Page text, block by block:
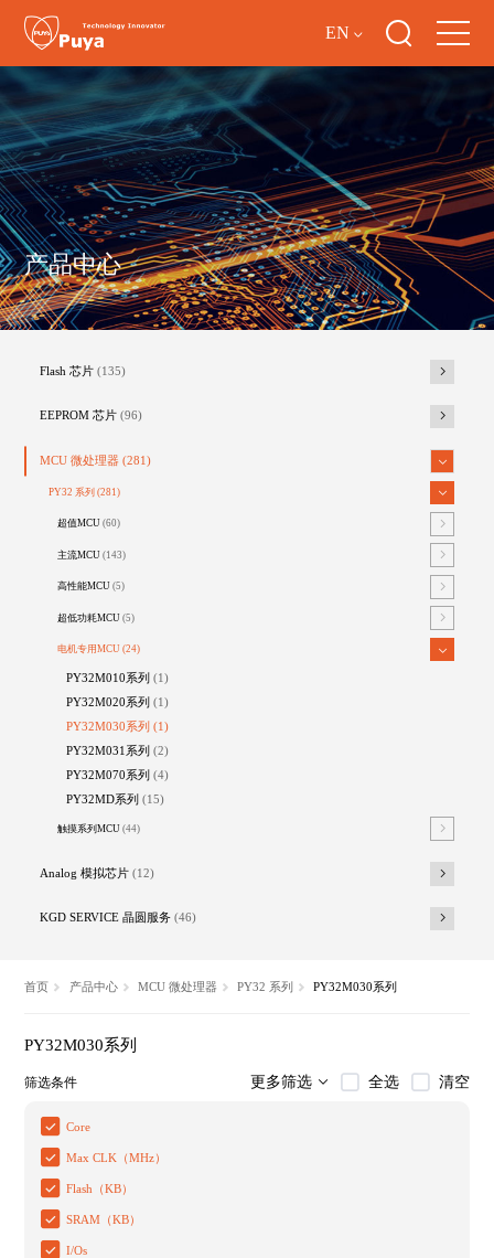
EN
产品中心
Flash 芯片 (135)
EEPROM 芯片 (96)
MCU 微处理器 (281)
PY32 系列(281)
超值MCU(60)
主流MCU(143)
高性能MCU(5)
超低功耗MCU(5)
电机专用MCU(24)
PY32M010系列(1)
PY32M020系列(1)
PY32M030系列(1)
PY32M031系列(2)
PY32M070系列(4)
PY32MD系列(15)
触摸系列MCU(44)
Analog 模拟芯片 (12)
KGD SERVICE 晶圆服务 (46)
首页 产品中心 MCU 微处理器 PY32 系列 PY32M030系列
PY32M030系列
筛选条件 更多筛选 全选 清空
Core
Max CLK（MHz）
Flash（KB）
SRAM（KB）
I/Os